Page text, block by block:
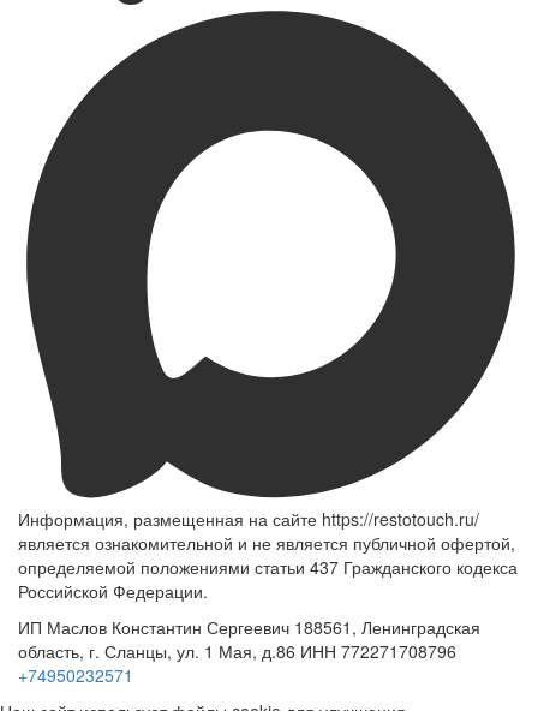
Информация, размещенная на сайте https://restotouch.ru/
является ознакомительной и не является публичной офертой,
определяемой положениями статьи 437 Гражданского кодекса
Российской Федерации.
ИП Маслов Константин Сергеевич 188561, Ленинградская
область, г. Сланцы, ул. 1 Мая, д.86 ИНН 772271708796
+74950232571